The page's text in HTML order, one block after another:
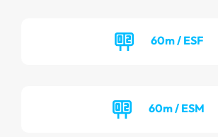
60m / ESF
60m / ESM